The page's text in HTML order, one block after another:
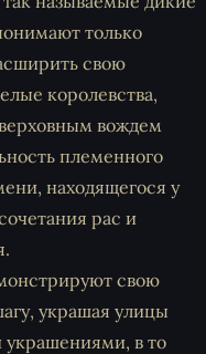
только
свою
королевства,
вождем
племенного
находящегося у
рас и
свою
украшая улицы
в то